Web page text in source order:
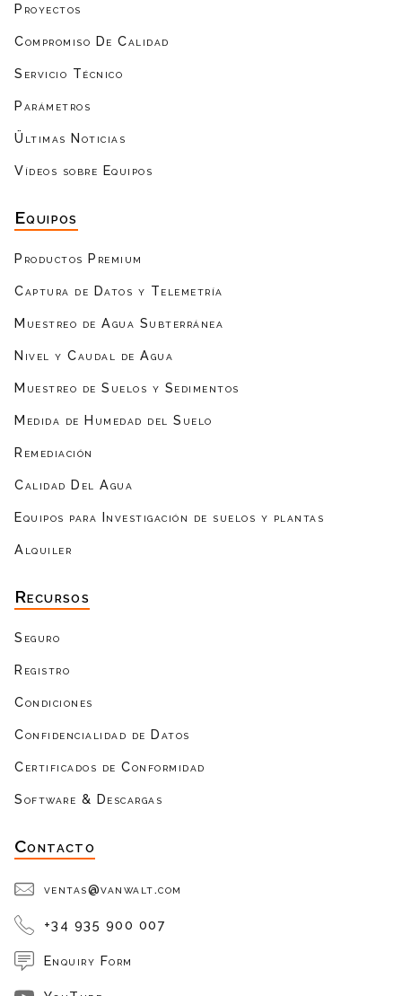
Proyectos
Compromiso De Calidad
Servicio Técnico
Parámetros
Ültimas Noticias
Vídeos sobre Equipos
Equipos
Productos Premium
Captura de Datos y Telemetría
Muestreo de Agua Subterránea
Nivel y Caudal de Agua
Muestreo de Suelos y Sedimentos
Medida de Humedad del Suelo
Remediación
Calidad Del Agua
Equipos para Investigación de suelos y plantas
Alquiler
Recursos
Seguro
Registro
Condiciones
Confidencialidad de Datos
Certificados de Conformidad
Software & Descargas
Contacto
ventas@vanwalt.com
+34 935 900 007
Enquiry Form